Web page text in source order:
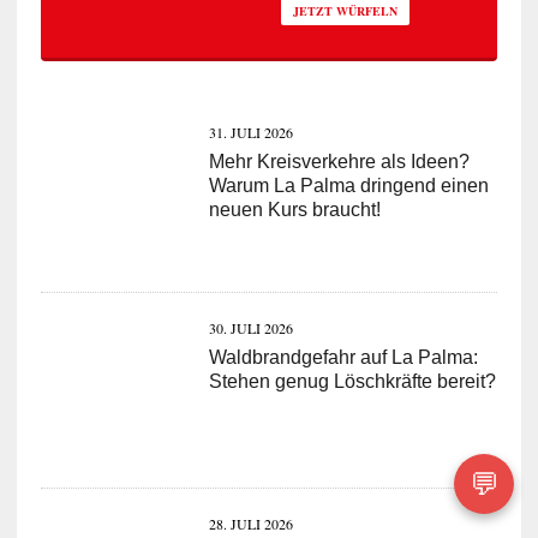
JETZT WÜRFELN
31. JULI 2026
Mehr Kreisverkehre als Ideen?
Warum La Palma dringend einen
neuen Kurs braucht!
30. JULI 2026
Waldbrandgefahr auf La Palma:
Stehen genug Löschkräfte bereit?
28. JULI 2026
💬